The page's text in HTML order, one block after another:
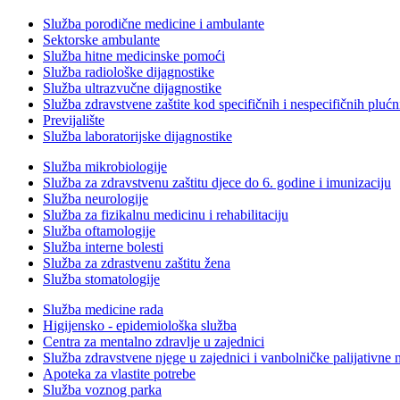
Služba porodične medicine i ambulante
Sektorske ambulante
Služba hitne medicinske pomoći
Služba radiološke dijagnostike
Služba ultrazvučne dijagnostike
Služba zdravstvene zaštite kod specifičnih i nespecifičnih
Previjalište
Služba laboratorijske dijagnostike
Služba mikrobiologije
Služba za zdravstvenu zaštitu djece do 6. godine i imunizaciju
Služba neurologije
Služba za fizikalnu medicinu i rehabilitaciju
Služba oftamologije
Služba interne bolesti
Služba za zdrastvenu zaštitu žena
Služba stomatologije
Služba medicine rada
Higijensko - epidemiološka služba
Centra za mentalno zdravlje u zajednici
Služba zdravstvene njege u zajednici i vanbolničke palijativne
Apoteka za vlastite potrebe
Služba voznog parka